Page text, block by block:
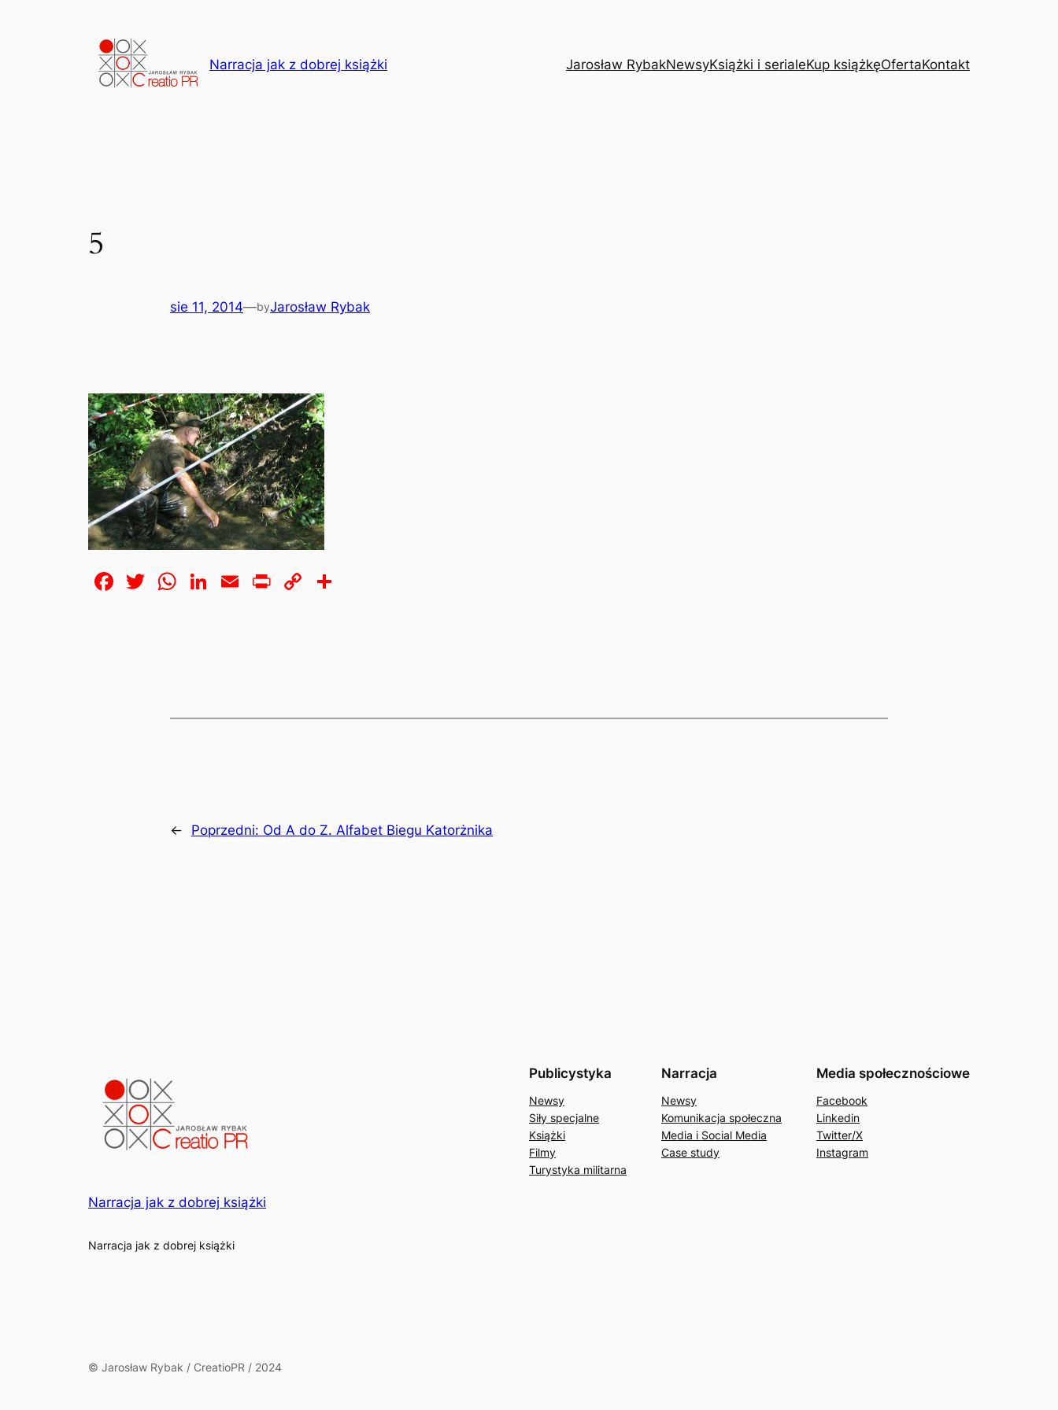
Narracja jak z dobrej książki Jarosław RybakNewsyKsiążki i serialeKup książkęOfertaKontakt
5
sie 11, 2014—byJarosław Rybak
Facebook
Twitter
WhatsApp
LinkedIn
EmailPrintCopy
← Poprzedni: Od A do Z. Alfabet Biegu Katorżnika
Narracja jak z dobrej książki
Narracja jak z dobrej książki
Publicystyka
Newsy
Siły specjalne
Książki
Filmy
Turystyka militarna
Narracja
Newsy
Komunikacja społeczna
Media i Social Media
Case study
Media społecznościowe
Facebook
Linkedin
Twitter/X
Instagram
© Jarosław Rybak / CreatioPR / 2024